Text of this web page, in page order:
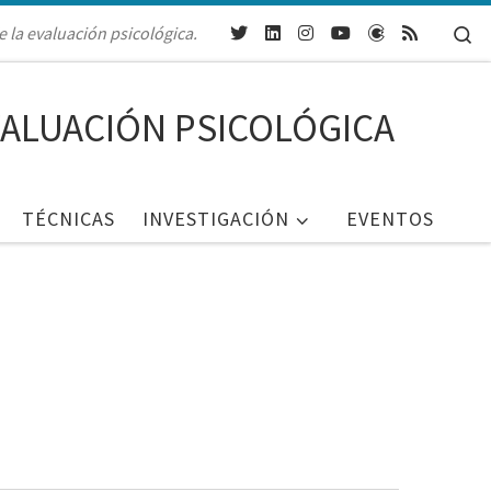
la evaluación psicológica.
PSICOLÓGICA
TÉCNICAS INVESTIGACIÓN EVENTOS